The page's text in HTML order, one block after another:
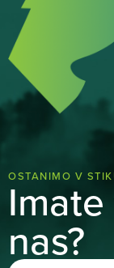
OSTANIMO V
nas?